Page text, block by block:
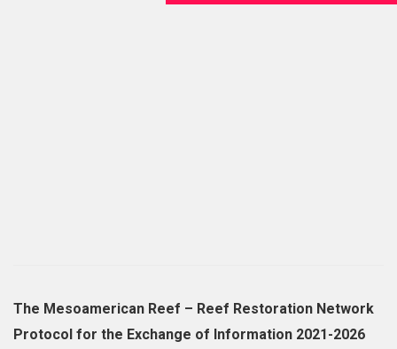
The Mesoamerican Reef – Reef Restoration Network
Protocol for the Exchange of Information 2021-2026